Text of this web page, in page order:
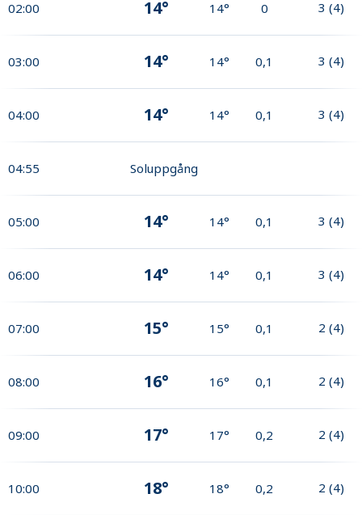
02:00 14° 14° 0 3 (4)
03:00 14° 14° 0,1 3 (4)
04:00 14° 14° 0,1 3 (4)
04:55 Soluppgång
05:00 14° 14° 0,1 3 (4)
06:00 14° 14° 0,1 3 (4)
07:00 15° 15° 0,1 2 (4)
08:00 16° 16° 0,1 2 (4)
09:00 17° 17° 0,2 2 (4)
10:00 18° 18° 0,2 2 (4)